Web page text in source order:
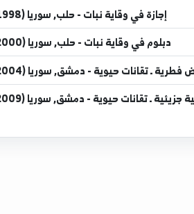
نبات - حلب, سوريا (1998)
نبات - حلب, سوريا (2000)